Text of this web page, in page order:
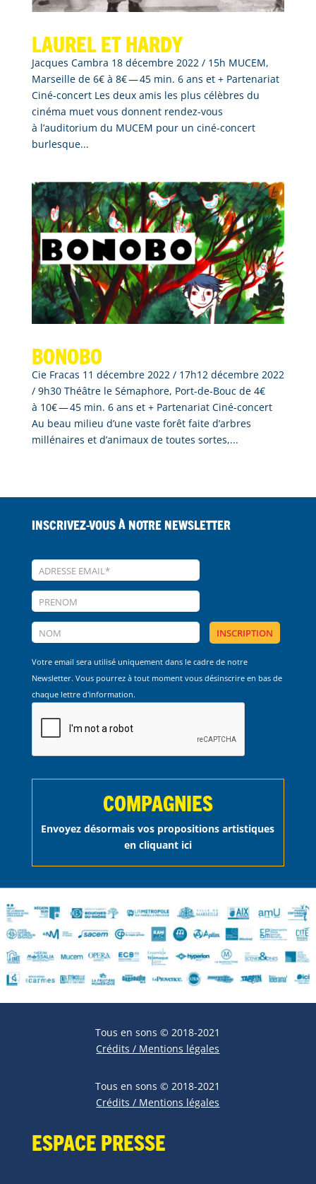
Laurel et Hardy
Jacques Cambra 18 décembre 2022 / 15h MUCEM,
Marseille de 6€ à 8€ — 45 min. 6 ans et + Partenariat
Ciné-concert Les deux amis les plus célèbres du
cinéma muet vous donnent rendez-vous
à l’auditorium du MUCEM pour un ciné-concert
burlesque...
BONOBO
Cie Fracas 11 décembre 2022 / 17h12 décembre 2022
/ 9h30 Théâtre le Sémaphore, Port-de-Bouc de 4€
à 10€ — 45 min. 6 ans et + Partenariat Ciné-concert
Au beau milieu d’une vaste forêt faite d’arbres
millénaires et d’animaux de toutes sortes,...
Inscrivez-vous à notre Newsletter
Votre email sera utilisé uniquement dans le cadre de notre
Newsletter. Vous pourrez à tout moment vous désinscrire en bas de
chaque lettre d'information.
COMPAGNIES
Envoyez désormais vos propositions artistiques
en cliquant ici
Tous en sons © 2018-2021
Crédits / Mentions légales
Tous en sons © 2018-2021
Crédits / Mentions légales
Espace Presse